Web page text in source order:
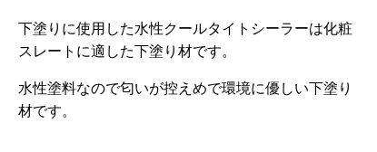
下塗りに使用した水性クールタイトシーラーは化粧
スレートに適した下塗り材です。
水性塗料なので匂いが控えめで環境に優しい下塗り
材です。